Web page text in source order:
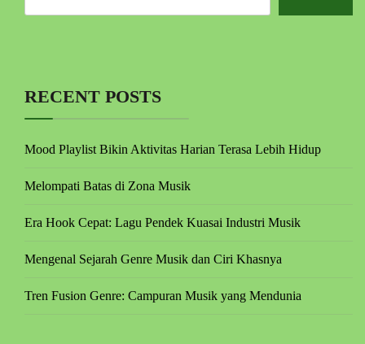
RECENT POSTS
Mood Playlist Bikin Aktivitas Harian Terasa Lebih Hidup
Melompati Batas di Zona Musik
Era Hook Cepat: Lagu Pendek Kuasai Industri Musik
Mengenal Sejarah Genre Musik dan Ciri Khasnya
Tren Fusion Genre: Campuran Musik yang Mendunia